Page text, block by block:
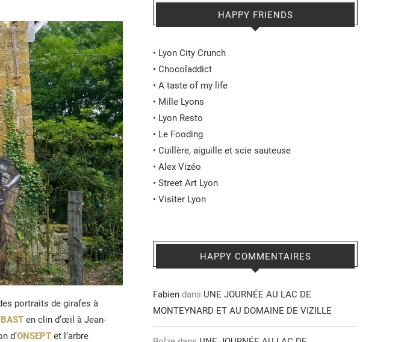
portraits de girafes à
BAST en clin d’œil à Jean-
d’ONSEPT et l’arbre
HAPPY FRIENDS
• Lyon City Crunch
• Chocoladdict
• A taste of my life
• Mille Lyons
• Lyon Resto
• Le Fooding
• Cuillère, aiguille et scie sauteuse
• Alex Vizéo
• Street Art Lyon
• Visiter Lyon
HAPPY COMMENTAIRES
Fabien dans UNE JOURNÉE AU LAC DE
MONTEYNARD ET AU DOMAINE DE VIZILLE